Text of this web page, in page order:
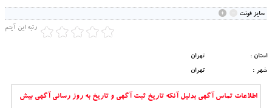
سايز فونت
رتبه این آیتم
استان :
تهران
شهر :
تهران
اطلاعات تماس آگهی بدلیل آنکه تاریخ ثبت آگهی و تاریخ به روز رسانی آگهی بیش